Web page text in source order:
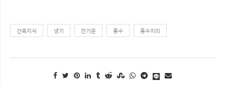
건축지식 냉기 찬기운 풍수 풍수지리